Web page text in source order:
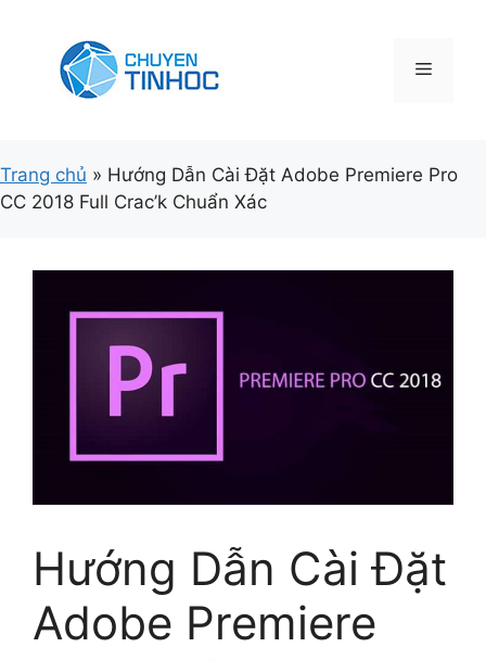
Menu
Trang chủ » Hướng Dẫn Cài Đặt Adobe Premiere Pro
CC 2018 Full Crac’k Chuẩn Xác
Hướng Dẫn Cài Đặt
Adobe Premiere